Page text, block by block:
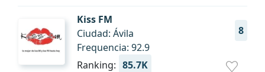
Kiss FM
8
Ciudad: Ávila
Frequencia: 92.9
Ranking: 85.7K